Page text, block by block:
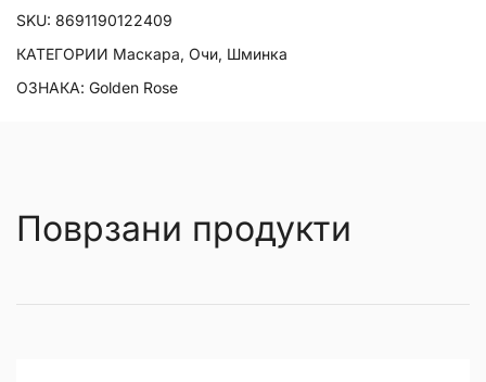
SKU: 8691190122409
КАТЕГОРИИ Маскара, Очи, Шминка
ОЗНАКА: Golden Rose
Поврзани продукти